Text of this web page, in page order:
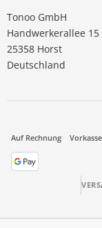
Tonoo GmbH
Handwerkerallee 15
25358 Horst
Deutschland
Auf Rechnung
Vorkasse